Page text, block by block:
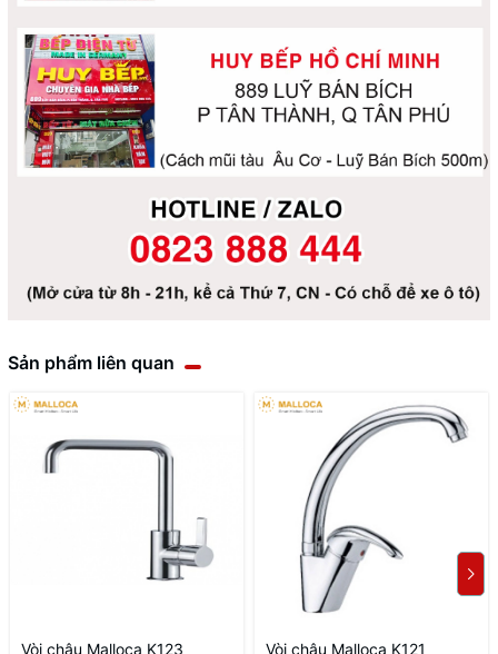
Sản phẩm liên quan
Vòi chậu Malloca K123 Vòi chậu Malloca K121